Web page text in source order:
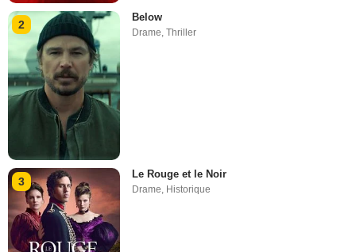
2
Below
Drame ,Thriller
3
Le Rouge et le Noir
Drame, Historique